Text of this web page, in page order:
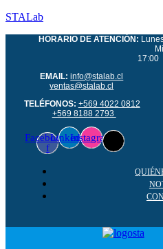
STALab
HORARIO DE ATENCIÓN:
Miércoles a
17:00
EMAIL:info@stalab.cl
ventas@stalab.cl
TELÉFONOS: +569 4022 0812
+569 8188 2793
Facebook-
f
LinkedinInstagram